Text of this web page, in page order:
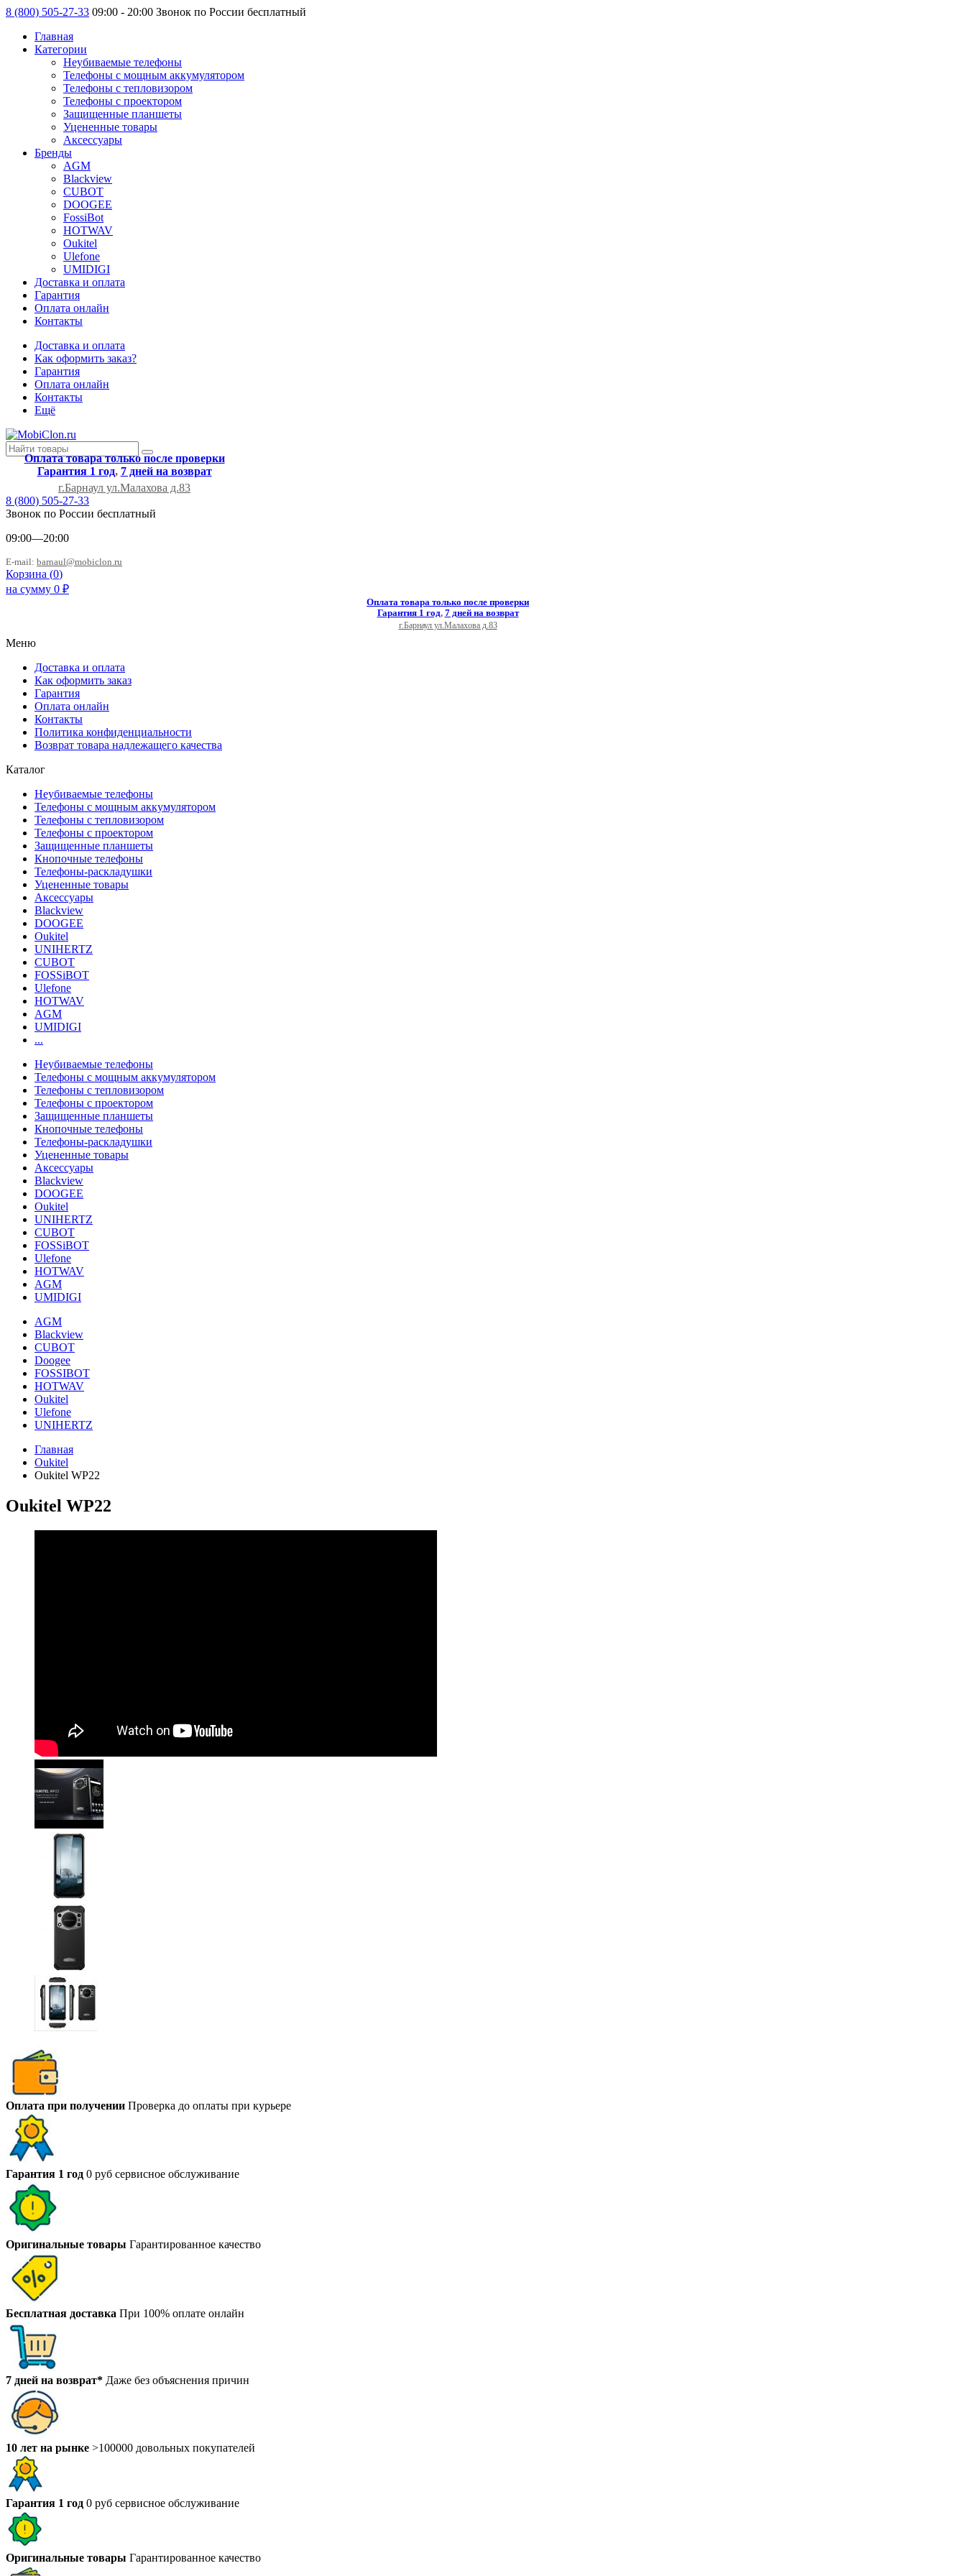
8 (800) 505-27-33 09:00 - 20:00 Звонок по России бесплатный
Главная
Категории
Неубиваемые телефоны
Телефоны с мощным аккумулятором
Телефоны с тепловизором
Телефоны с проектором
Защищенные планшеты
Уцененные товары
Аксессуары
Бренды
AGM
Blackview
CUBOT
DOOGEE
FossiBot
HOTWAV
Oukitel
Ulefone
UMIDIGI
Доставка и оплата
Гарантия
Оплата онлайн
Контакты
Доставка и оплата
Как оформить заказ?
Гарантия
Оплата онлайн
Контакты
Ещё
Оплата товара только после проверки
Гарантия 1 год, 7 дней на возврат
г.Барнаул ул.Малахова д.83
8 (800) 505-27-33
Звонок по России бесплатный
09:00—20:00
E-mail: barnaul@mobiclon.ru
Корзина (0)
на сумму 0 ₽
Оплата товара только после проверки
Гарантия 1 год, 7 дней на возврат
г.Барнаул ул.Малахова д.83
Меню
Доставка и оплата
Как оформить заказ
Гарантия
Оплата онлайн
Контакты
Политика конфиденциальности
Возврат товара надлежащего качества
Каталог
Неубиваемые телефоны
Телефоны с мощным аккумулятором
Телефоны с тепловизором
Телефоны с проектором
Защищенные планшеты
Кнопочные телефоны
Телефоны-раскладушки
Уцененные товары
Аксессуары
Blackview
DOOGEE
Oukitel
UNIHERTZ
CUBOT
FOSSiBOT
Ulefone
HOTWAV
AGM
UMIDIGI
...
Неубиваемые телефоны
Телефоны с мощным аккумулятором
Телефоны с тепловизором
Телефоны с проектором
Защищенные планшеты
Кнопочные телефоны
Телефоны-раскладушки
Уцененные товары
Аксессуары
Blackview
DOOGEE
Oukitel
UNIHERTZ
CUBOT
FOSSiBOT
Ulefone
HOTWAV
AGM
UMIDIGI
AGM
Blackview
CUBOT
Doogee
FOSSIBOT
HOTWAV
Oukitel
Ulefone
UNIHERTZ
Главная
Oukitel
Oukitel WP22
Oukitel WP22
Оплата при получении Проверка до оплаты при курьере
Гарантия 1 год 0 руб сервисное обслуживание
Оригинальные товары Гарантированное качество
Бесплатная доставка При 100% оплате онлайн
7 дней на возврат* Даже без объяснения причин
10 лет на рынке >100000 довольных покупателей
Гарантия 1 год 0 руб сервисное обслуживание
Оригинальные товары Гарантированное качество